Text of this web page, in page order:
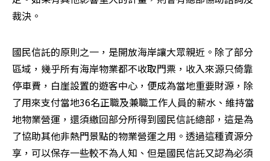
裁決。
國民信託的原則之一，是開放海岸讓大眾親近。除了部分
區域，幾乎所有海岸物業都不收取門票，收入來源只倚靠
停車費，白崖設置的遊客中心，便成為當地重要財源，除
了用來支付當地36名正職及兼職工作人員的薪水、維持當
地物業營運，還須繳回部分所得到國民信託總部，這是為
了協助其他非熱門景點的物業營運之用。透過這種資源分
享，可以保存一些較不為人知、但是國民信託又認為必須